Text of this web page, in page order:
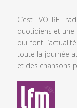
C’est VOTRE
quotidiens et
qui font
toute la journée
et des chansons